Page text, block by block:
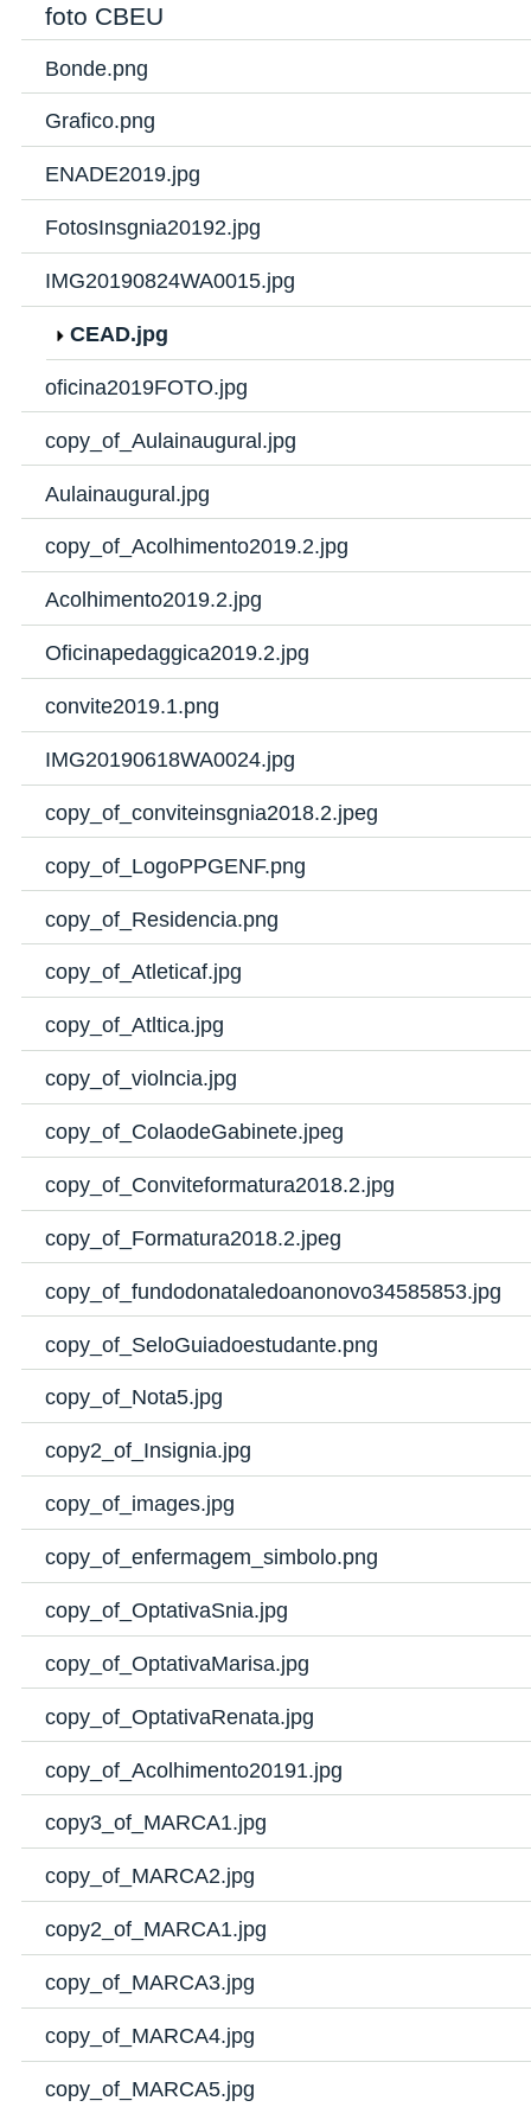
foto CBEU
Bonde.png
Grafico.png
ENADE2019.jpg
FotosInsgnia20192.jpg
IMG20190824WA0015.jpg
CEAD.jpg
oficina2019FOTO.jpg
copy_of_Aulainaugural.jpg
Aulainaugural.jpg
copy_of_Acolhimento2019.2.jpg
Acolhimento2019.2.jpg
Oficinapedaggica2019.2.jpg
convite2019.1.png
IMG20190618WA0024.jpg
copy_of_conviteinsgnia2018.2.jpeg
copy_of_LogoPPGENF.png
copy_of_Residencia.png
copy_of_Atleticaf.jpg
copy_of_Atltica.jpg
copy_of_violncia.jpg
copy_of_ColaodeGabinete.jpeg
copy_of_Conviteformatura2018.2.jpg
copy_of_Formatura2018.2.jpeg
copy_of_fundodonataledoanonovo34585853.jpg
copy_of_SeloGuiadoestudante.png
copy_of_Nota5.jpg
copy2_of_Insignia.jpg
copy_of_images.jpg
copy_of_enfermagem_simbolo.png
copy_of_OptativaSnia.jpg
copy_of_OptativaMarisa.jpg
copy_of_OptativaRenata.jpg
copy_of_Acolhimento20191.jpg
copy3_of_MARCA1.jpg
copy_of_MARCA2.jpg
copy2_of_MARCA1.jpg
copy_of_MARCA3.jpg
copy_of_MARCA4.jpg
copy_of_MARCA5.jpg